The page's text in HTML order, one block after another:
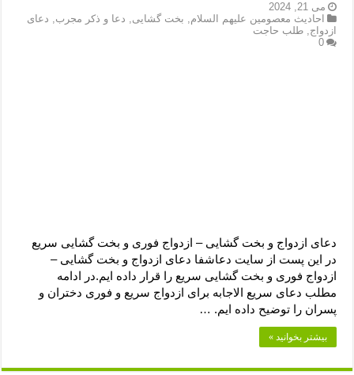
می 21, 2024
احادیث معصومین علیهم السلام, بخت گشایی, دعا و ذکر مجرب, دعای
ازدواج,طلب حاجت
0
دعای ازدواج و بخت گشایی – ازدواج فوری و بخت گشایی سریع
در این پست از سایت دعاشفا دعای ازدواج و بخت گشایی –
ازدواج فوری و بخت گشایی سریع را قرار داده ایم.در ادامه
مطلب دعای سریع الاجابه برای ازدواج سریع و فوری دختران و
پسران را توضیح داده ایم. …
بیشتر بخوانید »